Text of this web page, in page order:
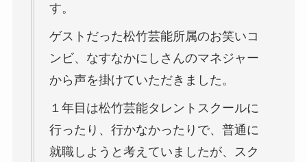
す。
ゲストだった松竹芸能所属のお笑いコ
ンビ、なすなかにしさんのマネジャー
から声を掛けていただきました。
１年目は松竹芸能タレントスクールに
行ったり、行かなかったりで、普通に
就職しようと考えていましたが、スク